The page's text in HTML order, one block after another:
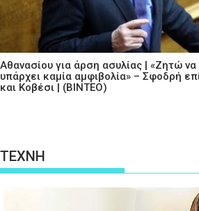
Αθανασίου για άρση ασυλίας | «Ζητώ να
υπάρχει καμία αμφιβολία» – Σφοδρή
και Κοβέσι | (ΒΙΝΤΕΟ)
ΤΕΧΝΗ